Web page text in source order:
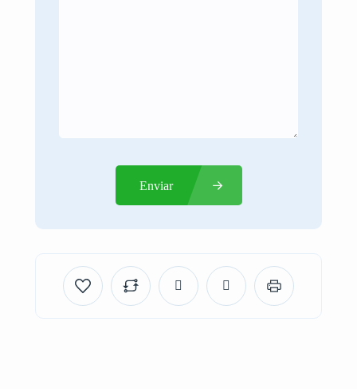
Enviar